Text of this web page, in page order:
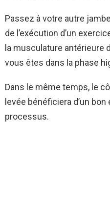
Passez à votre autre
de l’exécution d’un
la musculature antérieure
vous êtes dans la phase
Dans le même temps, le
levée bénéficiera d’un
processus.